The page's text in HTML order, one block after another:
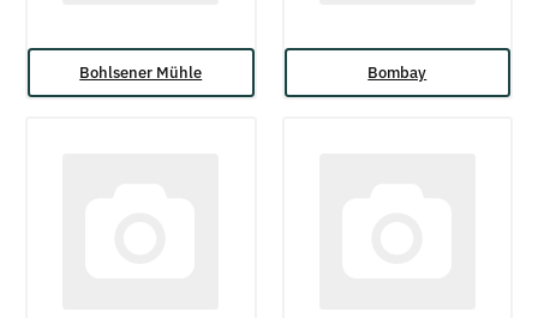
Bohlsener Mühle Bombay